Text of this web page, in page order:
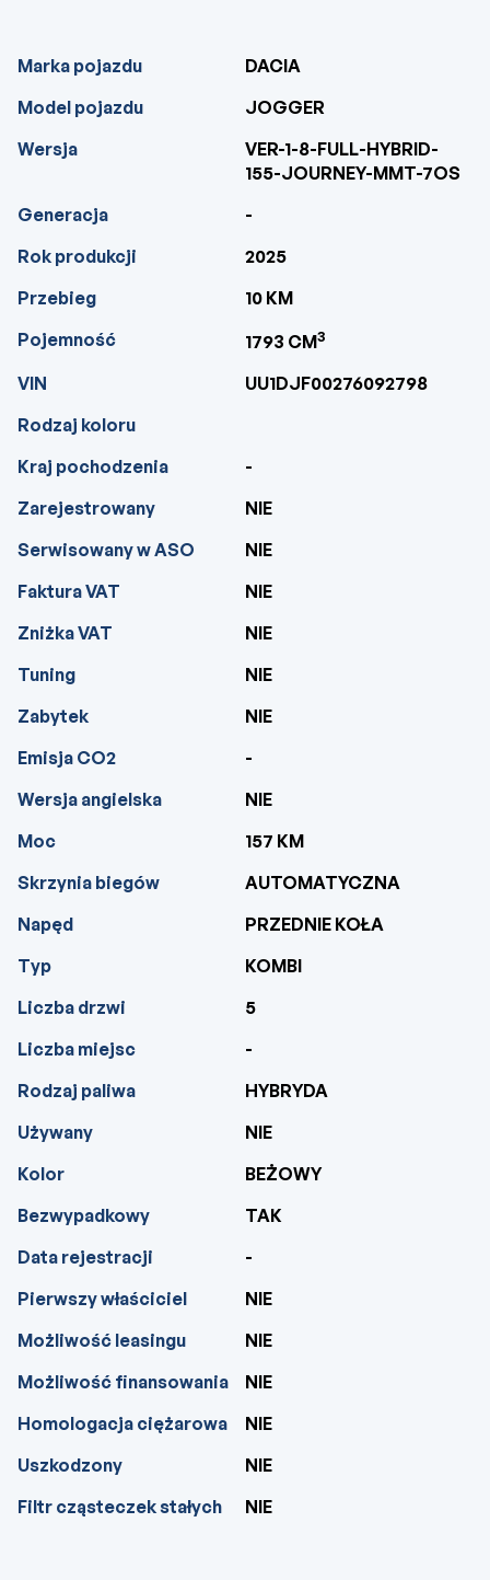
Marka pojazdu
DACIA
Model pojazdu
JOGGER
Wersja
VER-1-8-FULL-HYBRID-
155-JOURNEY-MMT-7OS
Generacja
-
Rok produkcji
2025
Przebieg
10 KM
Pojemność
1793 CM3
VIN
UU1DJF00276092798
Rodzaj koloru
Kraj pochodzenia
-
Zarejestrowany
NIE
Serwisowany w ASO
NIE
Faktura VAT
NIE
Zniżka VAT
NIE
Tuning
NIE
Zabytek
NIE
Emisja CO2
-
Wersja angielska
NIE
Moc
157 KM
Skrzynia biegów
AUTOMATYCZNA
Napęd
PRZEDNIE KOŁA
Typ
KOMBI
Liczba drzwi
5
Liczba miejsc
-
Rodzaj paliwa
HYBRYDA
Używany
NIE
Kolor
BEŻOWY
Bezwypadkowy
TAK
Data rejestracji
-
Pierwszy właściciel
NIE
Możliwość leasingu
NIE
Możliwość finansowania
NIE
Homologacja ciężarowa
NIE
Uszkodzony
NIE
Filtr cząsteczek stałych
NIE